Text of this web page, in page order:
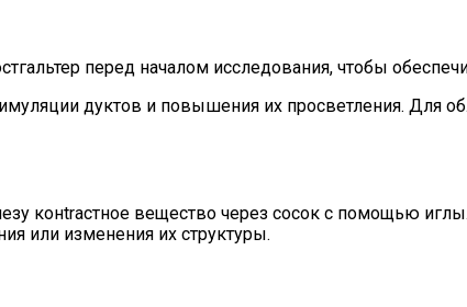
перед началом исследования, чтобы
дуктов и повышения их просветления. Для
конtrастное вещество через сосок с помощью
или изменения их структуры.